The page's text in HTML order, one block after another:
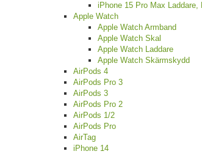
iPhone 15 Pro Max Laddare,
Apple Watch
Apple Watch Armband
Apple Watch Skal
Apple Watch Laddare
Apple Watch Skärmskydd
AirPods 4
AirPods Pro 3
AirPods 3
AirPods Pro 2
AirPods 1/2
AirPods Pro
AirTag
iPhone 14